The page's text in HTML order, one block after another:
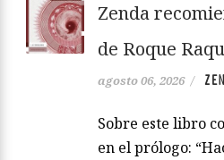
Zenda
de Roque
agosto 06, 2026 /
Sobre este libro
en el prólogo: